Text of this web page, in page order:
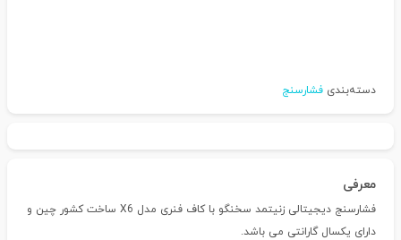
دسته‌بندی فشارسنج
معرفی
فشارسنج دیجیتالی زنیتمد سخنگو با کاف فنری مدل X6 ساخت کشور چین و
دارای یکسال گارانتی می باشد.